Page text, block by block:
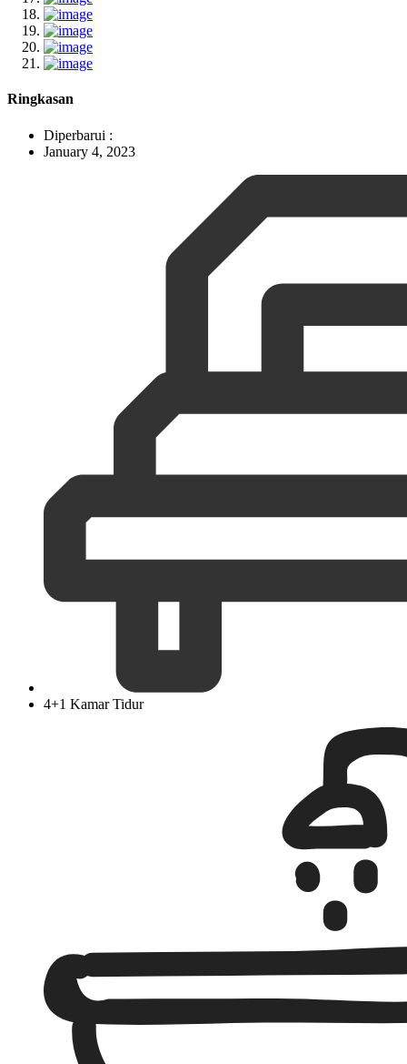
Ringkasan
Diperbarui :
January 4, 2023
4+1 Kamar Tidur